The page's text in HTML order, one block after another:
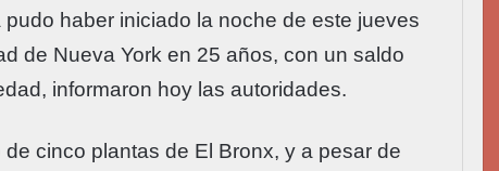
haber iniciado la noche de este jueves
de Nueva York en 25 años, con un saldo
informaron hoy las autoridades.
cinco plantas de El Bronx, y a pesar de